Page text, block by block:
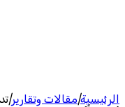
الرئيسية|مقالات وتقارير|